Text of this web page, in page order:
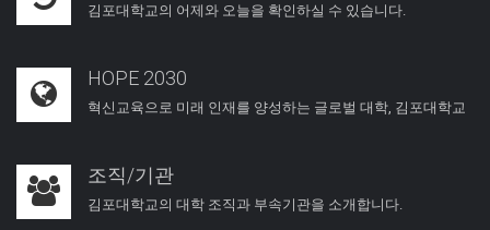
김포대학교의 어제와 오늘을 확인하실 수 있습니다.
HOPE 2030
혁신교육으로 미래 인재를 양성하는 글로벌 대학, 김포대학교
조직/기관
김포대학교의 대학 조직과 부속기관을 소개합니다.